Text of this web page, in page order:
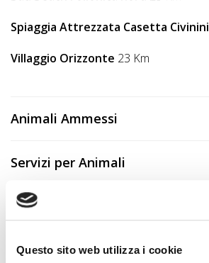
Questo sito web utilizza i cookie
Spiaggia Attrezzata Casetta Civinini
Villaggio Orizzonte 23 Km
Animali Ammessi
Servizi per Animali
Servizi Struttura
Descrizione